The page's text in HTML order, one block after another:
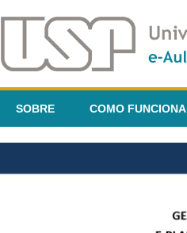
SOBRE COMO FUNCIONA